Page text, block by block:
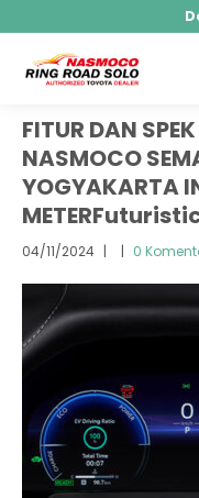
You are
FITUR DAN
NASMOCO
YOGYAKARTA
04/11/2024 | | 0